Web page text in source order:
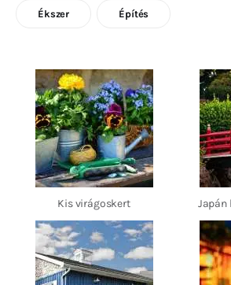
Ékszer Építés
Kis virágoskert Japán